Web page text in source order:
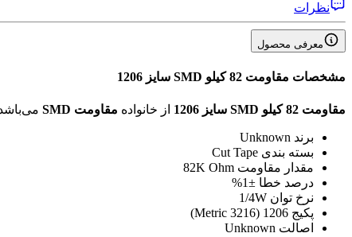
نظرات
معرفی محصول
مشخصات مقاومت 82 کیلو SMD سایز 1206
مقاومت 82 کیلو SMD سایز 1206 از خانواده مقاومت SMD
برند Unknown
بسته بندی Cut Tape
مقدار مقاومت 82K Ohm
درصد خطا ±1%
نرخ توان 1/4W
پکیج 1206 (3216 Metric)
اصالت Unknown